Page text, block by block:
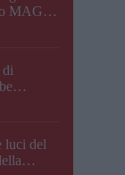
MAGA,
di
luci del